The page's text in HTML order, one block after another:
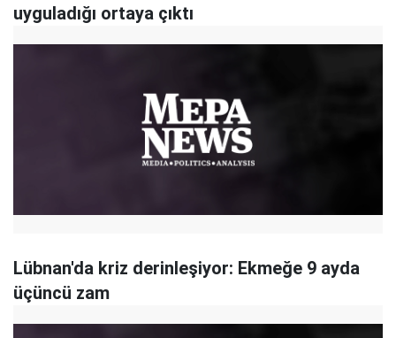
uyguladığı ortaya çıktı
Lübnan'da kriz derinleşiyor: Ekmeğe 9 ayda
üçüncü zam